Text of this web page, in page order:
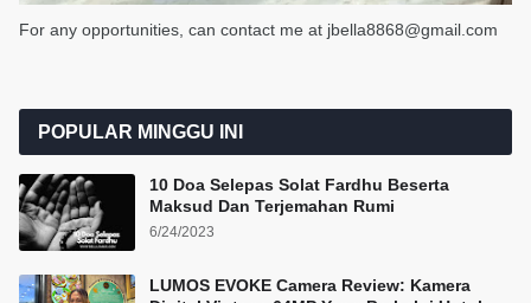
For any opportunities, can contact me at jbella8868@gmail.com
POPULAR MINGGU INI
10 Doa Selepas Solat Fardhu Beserta
Maksud Dan Terjemahan Rumi
6/24/2023
LUMOS EVOKE Camera Review: Kamera